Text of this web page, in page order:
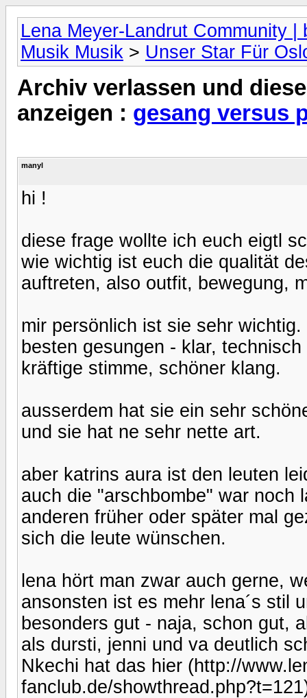
Lena Meyer-Landrut Community |
Musik Musik > Unser Star Für
Archiv verlassen und
anzeigen : gesang versus
manyl
hi !
diese frage wollte ich euch eigtl
wie wichtig ist euch die qualität
auftreten, also outfit, bewegung,
mir persönlich ist sie sehr
besten gesungen - klar,
kräftige stimme, schöner klang.
ausserdem hat sie ein sehr
und sie hat ne sehr nette art.
aber katrins aura ist den leuten
auch die "arschbombe" war noch
anderen früher oder später mal
sich die leute wünschen.
lena hört man zwar auch gerne,
ansonsten ist es mehr lena´s stil
besonders gut - naja, schon gut,
als dursti, jenni und va deutlich
Nkechi hat das hier (http://
fanclub.de/